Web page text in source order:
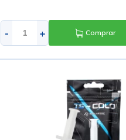
- + Comprar